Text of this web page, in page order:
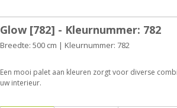
Glow [782] - Kleurnummer: 782
Breedte: 500 cm | Kleurnummer: 782
Een mooi palet aan kleuren zorgt voor diverse
uw interieur.